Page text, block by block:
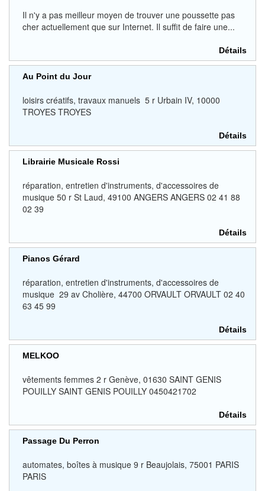
Il n'y a pas meilleur moyen de trouver une poussette pas
cher actuellement que sur Internet. Il suffit de faire une...
Détails
Au Point du Jour
loisirs créatifs, travaux manuels 5 r Urbain IV, 10000
TROYES TROYES
Détails
Librairie Musicale Rossi
réparation, entretien d'instruments, d'accessoires de
musique 50 r St Laud, 49100 ANGERS ANGERS 02 41 88
02 39
Détails
Pianos Gérard
réparation, entretien d'instruments, d'accessoires de
musique 29 av Cholière, 44700 ORVAULT ORVAULT 02 40
63 45 99
Détails
MELKOO
vêtements femmes 2 r Genève, 01630 SAINT GENIS
POUILLY SAINT GENIS POUILLY 0450421702
Détails
Passage Du Perron
automates, boîtes à musique 9 r Beaujolais, 75001 PARIS
PARIS